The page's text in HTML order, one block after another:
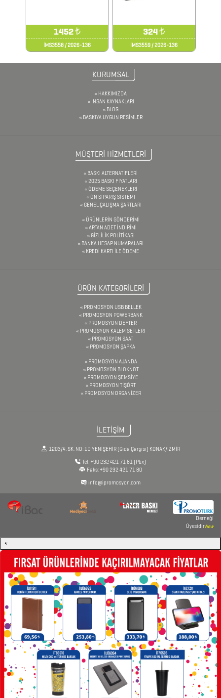
TARİHSİZ
KARTVİZİTLİKLER
KİBRİTLER
KIRTASİYE
KÜP
BLOKNOTLAR
MAGNETLER
MAGSAFE
1452₺
İMS3558 / 2026-136
324₺
İMS3559 / 2026-136
KURUMSAL
HAKKIMIZDA
İNSAN KAYNAKLARI
BLOG
BASKIYA UYGUN RESİMLER
MÜŞTERİ HİZMETLERİ
BASKI ALTERNATİFLERİ
2025 BASKI FİYATLARI
ÖDEME SEÇENEKLERİ
ÖN SİPARİŞ SİSTEMİ
GENEL ÇALIŞMA ŞARTLARI
ÜRÜNLERİN GÖNDERİMİ
ARTAN ADET İNDİRİMİ
GİZLİLİK POLİTİKASI
BANKA HESAP NUMARALARI
KREDİ KARTI İLE ÖDEME
ÜRÜN KATEGORİLERİ
PROMOSYON USB BELLEK
PROMOSYON POWERBANK
PROMOSYON DEFTER
PROMOSYON KALEM SETLERİ
PROMOSYON SAAT
PROMOSYON ŞAPKA
PROMOSYON AJANDA
PROMOSYON BLOKNOT
PROMOSYON ŞEMSİYE
PROMOSYON TİŞÖRT
PROMOSYON ORGANİZER
İLETİŞİM
1203/4. SK. NO: 1D YENİŞEHİR (Gıda Çarşısı) KONAK/İZMİR
Tel: +90 232 421 71 81 (Pbx)
Faks: +90 232 421 71 80
info@ipromosyon.com
Derneği
ÜyesidirNew
×